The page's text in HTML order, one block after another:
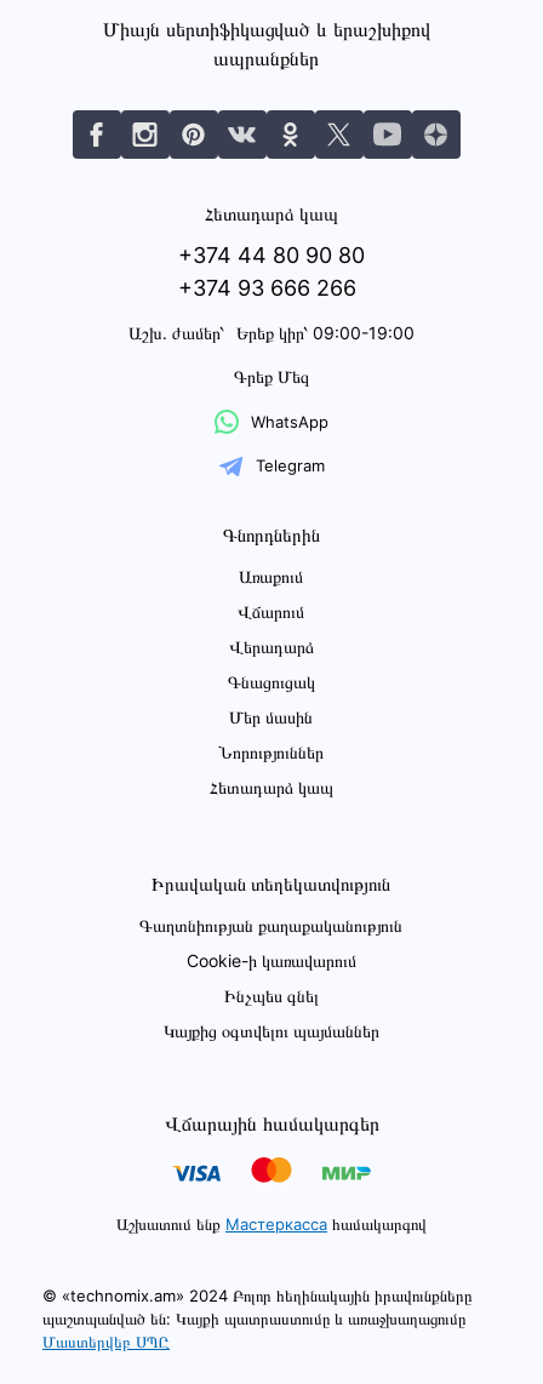
Միայն սերտիֆիկացված և երաշխիքով
ապրանքներ
Հետադարձ կապ
+374 44 80 90 80
+374 93 666 266
Աշխ․ ժամեր՝ Երեք կիր՝ 09:00-19:00
Գրեք Մեզ
WhatsApp
Telegram
Գնորդներին
Առաքում
Վճարում
Վերադարձ
Գնացուցակ
Մեր մասին
Նորություններ
Հետադարձ կապ
Իրավական տեղեկատվություն
Գաղտնիության քաղաքականություն
Cookie-ի կառավարում
Ինչպես գնել
Կայքից օգտվելու պայմաններ
Վճարային համակարգեր
Աշխատում ենք Мастеркасса համակարգով
© «technomix.am» 2024 Բոլոր հեղինակային իրավունքները
պաշտպանված են: Կայքի պատրաստումը և առաջխաղացումը
Մաստերվեբ ՍՊԸ